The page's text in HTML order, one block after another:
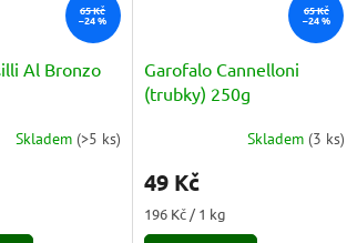
65 Kč
–24 %
Al Bronzo
Skladem (>5 ks)
65 Kč
–24 %
Garofalo Cannelloni
(trubky) 250g
produktu
5,0
Skladem (3 ks)
49 Kč
Měrná
cena:
196 Kč / 1 kg